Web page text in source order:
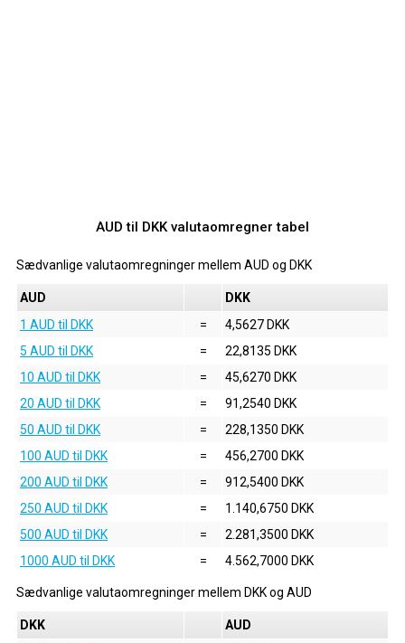
AUD til DKK valutaomregner tabel
Sædvanlige valutaomregninger mellem AUD og DKK
AUD
DKK
1 AUD til DKK
=
4,5627 DKK
5 AUD til DKK
=
22,8135 DKK
10 AUD til DKK
=
45,6270 DKK
20 AUD til DKK
=
91,2540 DKK
50 AUD til DKK
=
228,1350 DKK
100 AUD til DKK
=
456,2700 DKK
200 AUD til DKK
=
912,5400 DKK
250 AUD til DKK
=
1.140,6750 DKK
500 AUD til DKK
=
2.281,3500 DKK
1000 AUD til DKK
= 4.562,7000 DKK
Sædvanlige valutaomregninger mellem DKKog AUD
DKK
AUD